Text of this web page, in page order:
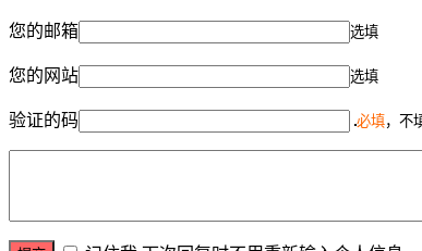
您的邮箱 选填
您的网站 选填
验证的码 必填，不